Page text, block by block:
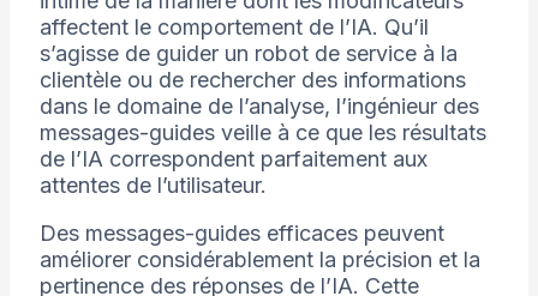
affectent le comportement de l’IA. Qu’il
s’agisse de guider un robot de service à la
clientèle ou de rechercher des informations
dans le domaine de l’analyse, l’ingénieur des
messages-guides veille à ce que les résultats
de l’IA correspondent parfaitement aux
attentes de l’utilisateur.
Des messages-guides efficaces peuvent
améliorer considérablement la précision et la
pertinence des réponses de l’IA. Cette